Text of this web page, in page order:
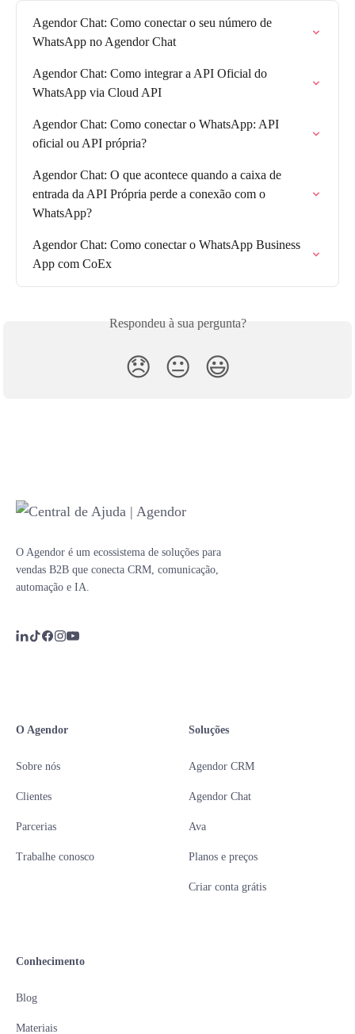
Agendor Chat: Como conectar o seu número de
WhatsApp no Agendor Chat
Agendor Chat: Como integrar a API Oficial do
WhatsApp via Cloud API
Agendor Chat: Como conectar o WhatsApp: API
oficial ou API própria?
Agendor Chat: O que acontece quando a caixa de
entrada da API Própria perde a conexão com o
WhatsApp?
Agendor Chat: Como conectar o WhatsApp Business
App com CoEx
Respondeu à sua pergunta?
😞 😐 😃
O Agendor é um ecossistema de soluções para
vendas B2B que conecta CRM, comunicação,
automação e IA.
O Agendor
Sobre nós
Clientes
Parcerias
Trabalhe conosco
Soluções
Agendor CRM
Agendor Chat
Ava
Planos e preços
Criar conta grátis
Conhecimento
Blog
Materiais